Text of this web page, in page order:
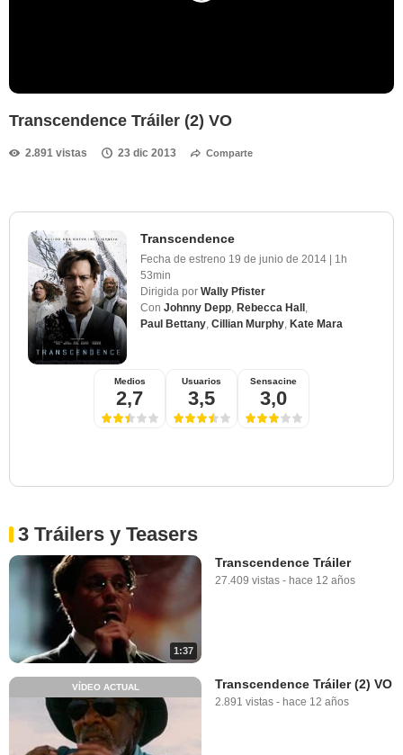
Transcendence Tráiler (2) VO
2.891 vistas 23 dic 2013 Comparte
Transcendence
Fecha de estreno 19 de junio de 2014 | 1h
53min
Dirigida por Wally Pfister
Con Johnny Depp Rebecca Hall
Paul Bettany Cillian Murphy Kate Mara
Medios
2,7
Usuarios
3,5
Sensacine
3,0
3 Tráilers y Teasers
1:37
Transcendence Tráiler
27.409 vistas - hace 12 años
VÍDEO ACTUAL Transcendence Tráiler (2) VO
2.891 vistas - hace 12 años